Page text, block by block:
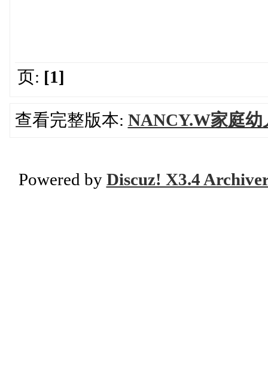
页: [1]
查看完整版本: NANCY.W家庭幼
Powered by Discuz! X3.4